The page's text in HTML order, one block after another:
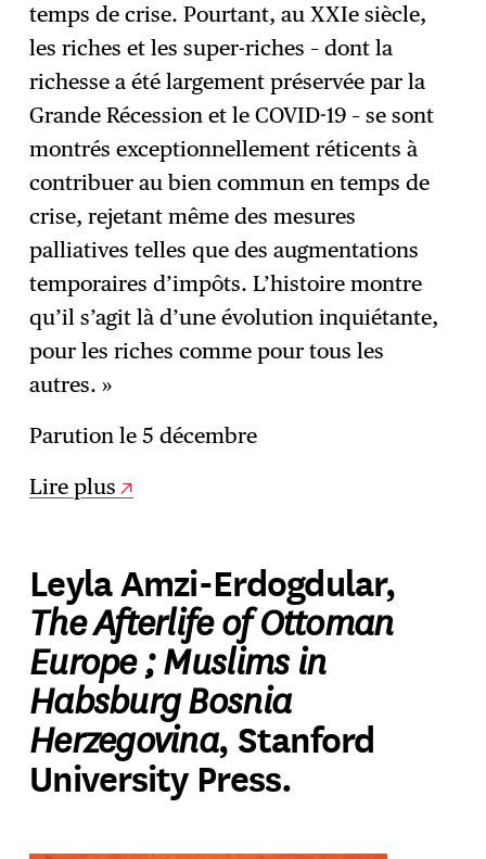
temps de crise. Pourtant, au XXIe siècle,
les riches et les super-riches – dont la
richesse a été largement préservée par la
Grande Récession et le COVID-19 – se sont
montrés exceptionnellement réticents à
contribuer au bien commun en temps de
crise, rejetant même des mesures
palliatives telles que des augmentations
temporaires d’impôts. L’histoire montre
qu’il s’agit là d’une évolution inquiétante,
pour les riches comme pour tous les
autres. »
Parution le 5 décembre
Lire plus
Leyla Amzi-Erdogdular,
The Afterlife of Ottoman
Europe ; Muslims in
Habsburg Bosnia
Herzegovina, Stanford
University Press.